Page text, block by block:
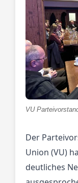
VU
Der
Union (VU)
deutliches